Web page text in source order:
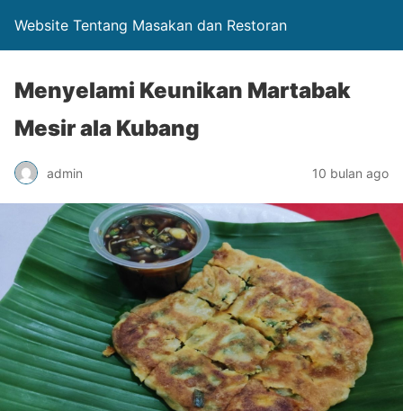
Website Tentang Masakan dan Restoran
Menyelami Keunikan Martabak
Mesir ala Kubang
admin 10 bulan ago